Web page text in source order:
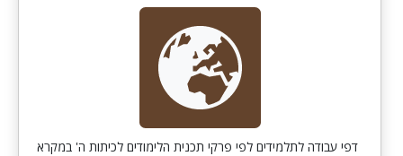
דפי עבודה לתלמידים לפי פרקי תכנית הלימודים לכיתות ה' במקרא